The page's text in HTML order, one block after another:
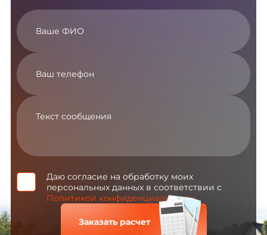
Даю согласие на обработку моих
персональных данных в соответствии с
Политикой конфиденциальности
Заказать расчет